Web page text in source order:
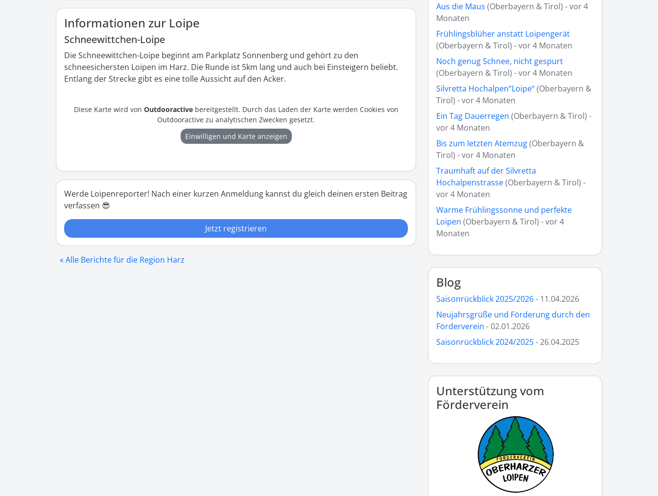
Informationen zur Loipe
Schneewittchen-Loipe
Die Schneewittchen-Loipe beginnt am Parkplatz Sonnenberg und gehört zu den
schneesichersten Loipen im Harz. Die Runde ist 5km lang und auch bei Einsteigern beliebt.
Entlang der Strecke gibt es eine tolle Aussicht auf den Acker.
Diese Karte wird von Outdooractivebereitgestellt. Durch das Laden der Karte werden Cookies von
Outdooractive zu analytischen Zwecken gesetzt.
Einwilligen und Karte anzeigen
Werde Loipenreporter! Nach einer kurzen Anmeldung kannst du gleich deinen ersten Beitrag
verfassen 😎
Jetzt registrieren
« Alle Berichte für die Region Harz
Aus die Maus (Oberbayern & Tirol) - vor 4
Monaten
Frühlingsblüher anstatt Loipengerät
(Oberbayern & Tirol) - vor 4 Monaten
Noch genug Schnee, nicht gespurt
(Oberbayern & Tirol) - vor 4 Monaten
Silvretta Hochalpen“Loipe“(Oberbayern &
Tirol) - vor 4 Monaten
Ein Tag Dauerregen (Oberbayern & Tirol) -
vor 4 Monaten
Bis zum letzten Atemzug(Oberbayern &
Tirol) - vor 4 Monaten
Traumhaft auf der Silvretta
Hochalpenstrasse(Oberbayern & Tirol) -
vor 4 Monaten
Warme Frühlingssonne und perfekte
Loipen (Oberbayern & Tirol) - vor 4
Monaten
Blog
Saisonrückblick 2025/2026- 11.04.2026
Neujahrsgrüße und Förderung durch den
Förderverein - 02.01.2026
Saisonrückblick 2024/2025- 26.04.2025
Unterstützung vom
Förderverein